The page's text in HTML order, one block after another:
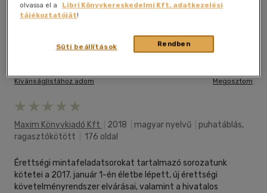
Kívánságlistához adom Megosztom
Maxim Könyvkiadó Kft 2018 magyar nyelvű
puhatáblás,
ragasztókötött
176 oldal
Érettségi mintafeladatsorokat tartalmazó sorozatunk
kötetei a 2017. január 1-én életbe lépett, új érettségi
követelményrendszer elvárásai, valamint a hivatalos
olvassa el a
Libri Könyvkereskedelmi Kft. adatkezelési
tájékoztatóját!
Rendben
Süti beállítások